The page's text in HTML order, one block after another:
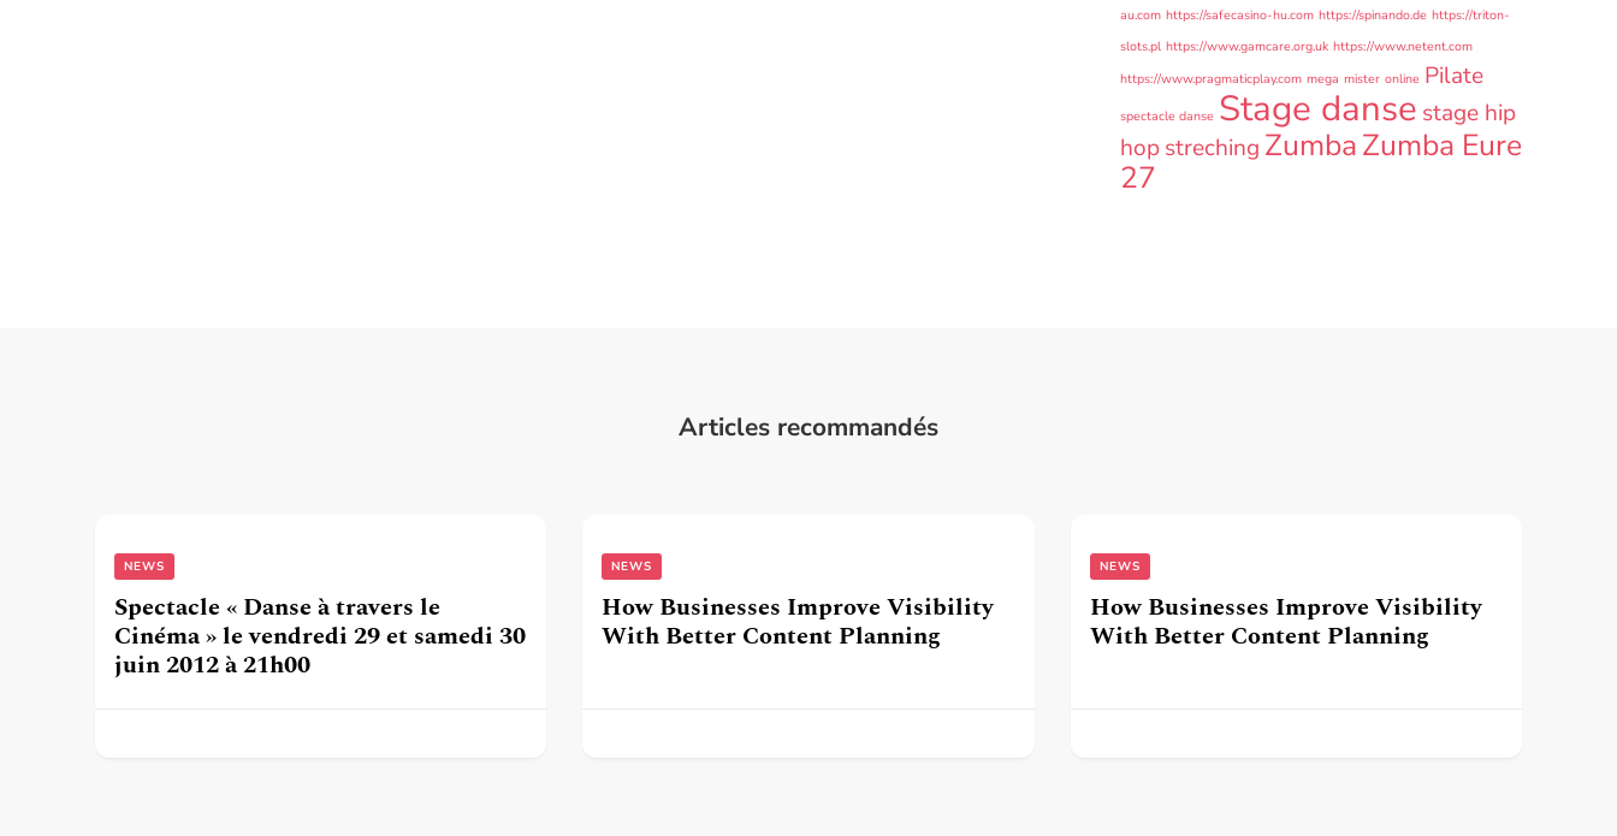
au.com https://safecasino-hu.com https://spinando.de https://triton-
slots.pl https://www.gamcare.org.uk https://www.netent.com
https://www.pragmaticplay.com mega mister online Pilate
spectacle danse Stage danse stage hip
hopstreching ZumbaZumba Eure
27
Articles recommandés
NEWS
Spectacle « Danse à travers le
Cinéma » le vendredi 29 et samedi 30
juin 2012 à 21h00
NEWS
How Businesses Improve Visibility
With Better Content Planning
NEWS
How Businesses Improve Visibility
With Better Content Planning